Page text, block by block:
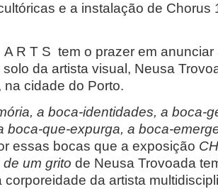
e a instalação de Chorus
R T S tem o prazer em anunciar
da artista visual, Neusa
na cidade do Porto.
a boca-identidades, a boca-
boca-que-expurga, a boca-
essas bocas que a exposição
um grito de Neusa Trovoada
corporeidade da artista